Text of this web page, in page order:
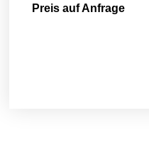
Preis auf Anfrage